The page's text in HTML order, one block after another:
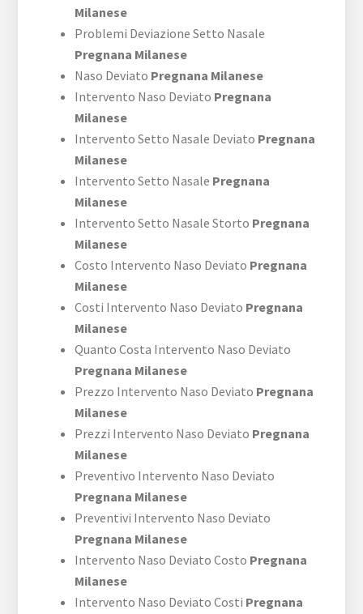
Milanese
Problemi Deviazione Setto Nasale
Pregnana Milanese
Naso Deviato Pregnana Milanese
Intervento Naso Deviato Pregnana
Milanese
Intervento Setto Nasale Deviato Pregnana
Milanese
Intervento Setto Nasale Pregnana
Milanese
Intervento Setto Nasale Storto Pregnana
Milanese
Costo Intervento Naso Deviato Pregnana
Milanese
Costi Intervento Naso Deviato Pregnana
Milanese
Quanto Costa Intervento Naso Deviato
Pregnana Milanese
Prezzo Intervento Naso Deviato Pregnana
Milanese
Prezzi Intervento Naso Deviato Pregnana
Milanese
Preventivo Intervento Naso Deviato
Pregnana Milanese
Preventivi Intervento Naso Deviato
Pregnana Milanese
Intervento Naso Deviato Costo Pregnana
Milanese
Intervento Naso Deviato Costi Pregnana